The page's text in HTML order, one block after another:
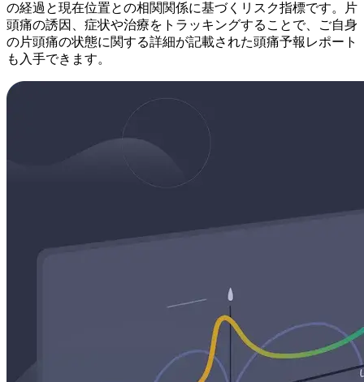
の経過と現在位置との相関関係に基づくリスク指標です。片
頭痛の誘因、症状や治療をトラッキングすることで、ご自身
の片頭痛の状態に関する詳細が記載された頭痛予報レポート
も入手できます。